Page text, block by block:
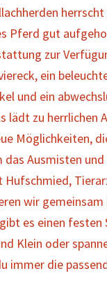
Pferd gut
zur
ein
und ein
lädt zu
Möglichkeiten,
Ausmisten
Hufschmied,
wir
es einen festen
Klein oder
immer die